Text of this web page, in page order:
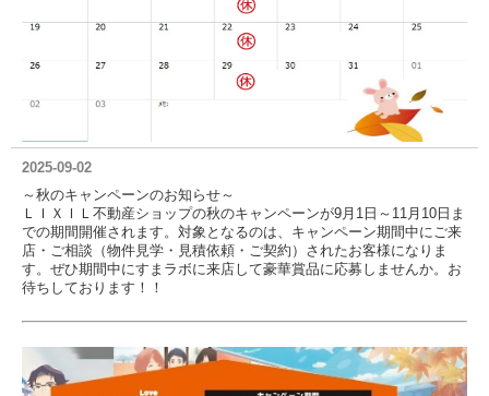
2025-09-02
～秋のキャンペーンのお知らせ～
ＬＩＸＩＬ不動産ショップの秋のキャンペーンが9月1日～11月10日ま
での期間開催されます。対象となるのは、キャンペーン期間中にご来
店・ご相談（物件見学・見積依頼・ご契約）されたお客様になりま
す。ぜひ期間中にすまラボに来店して豪華賞品に応募しませんか。お
待ちしております！！